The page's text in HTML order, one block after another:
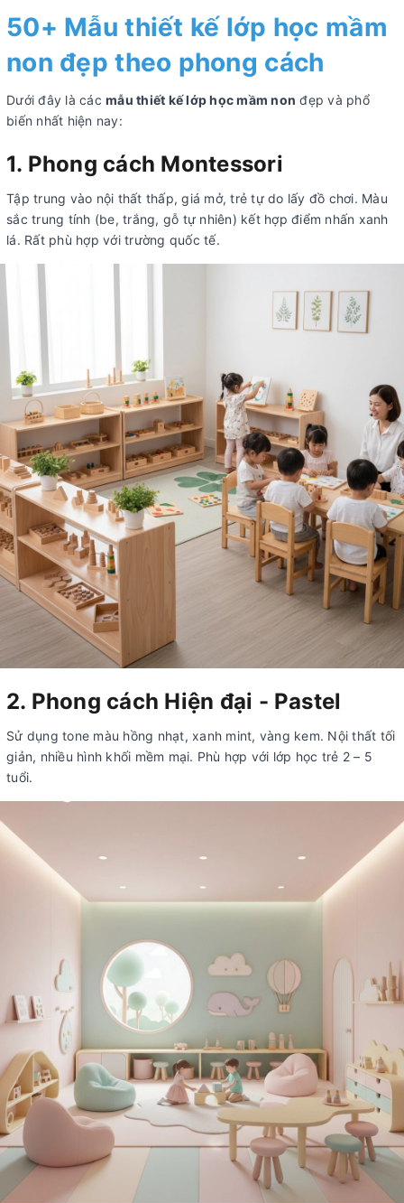
50+ Mẫu thiết kế lớp học mầm
non đẹp theo phong cách
Dưới đây là các mẫu thiết kế lớp học mầm non đẹp và phổ
biến nhất hiện nay:
1. Phong cách Montessori
Tập trung vào nội thất thấp, giá mở, trẻ tự do lấy đồ chơi. Màu
sắc trung tính (be, trắng, gỗ tự nhiên) kết hợp điểm nhấn xanh
lá. Rất phù hợp với trường quốc tế.
2. Phong cách Hiện đại - Pastel
Sử dụng tone màu hồng nhạt, xanh mint, vàng kem. Nội thất tối
giản, nhiều hình khối mềm mại. Phù hợp với lớp học trẻ 2 – 5
tuổi.